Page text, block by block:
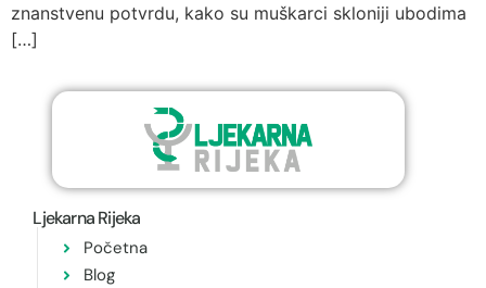
znanstvenu potvrdu, kako su muškarci skloniji ubodima
[…]
Ljekarna Rijeka
Početna
Blog